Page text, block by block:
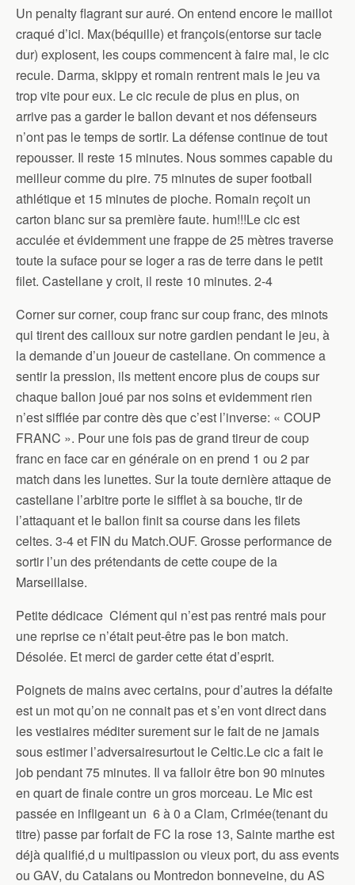
Un penalty flagrant sur auré. On entend encore le maillot
craqué d’ici. Max(béquille) et françois(entorse sur tacle
dur) explosent, les coups commencent à faire mal, le cic
recule. Darma, skippy et romain rentrent mais le jeu va
trop vite pour eux. Le cic recule de plus en plus, on
arrive pas a garder le ballon devant et nos défenseurs
n’ont pas le temps de sortir. La défense continue de tout
repousser. Il reste 15 minutes. Nous sommes capable du
meilleur comme du pire. 75 minutes de super football
athlétique et 15 minutes de pioche. Romain reçoit un
carton blanc sur sa première faute. hum!!!Le cic est
acculée et évidemment une frappe de 25 mètres traverse
toute la suface pour se loger a ras de terre dans le petit
filet. Castellane y croit, il reste 10 minutes. 2-4
Corner sur corner, coup franc sur coup franc, des minots
qui tirent des cailloux sur notre gardien pendant le jeu, à
la demande d’un joueur de castellane. On commence a
sentir la pression, ils mettent encore plus de coups sur
chaque ballon joué par nos soins et evidemment rien
n’est sifflée par contre dès que c’est l’inverse: « COUP
FRANC ». Pour une fois pas de grand tireur de coup
franc en face car en générale on en prend 1 ou 2 par
match dans les lunettes. Sur la toute dernière attaque de
castellane l’arbitre porte le sifflet à sa bouche, tir de
l’attaquant et le ballon finit sa course dans les filets
celtes. 3-4 et FIN du Match.OUF. Grosse performance de
sortir l’un des prétendants de cette coupe de la
Marseillaise.
Petite dédicace Clément qui n’est pas rentré mais pour
une reprise ce n’était peut-être pas le bon match.
Désolée. Et merci de garder cette état d’esprit.
Poignets de mains avec certains, pour d’autres la défaite
est un mot qu’on ne connait pas et s’en vont direct dans
les vestiaires méditer surement sur le fait de ne jamais
sous estimer l’adversairesurtout le Celtic.Le cic a fait le
job pendant 75 minutes. Il va falloir être bon 90 minutes
en quart de finale contre un gros morceau. Le Mic est
passée en infligeant un 6 à 0 a Clam, Crimée(tenant du
titre) passe par forfait de FC la rose 13, Sainte marthe est
déjà qualifié,d u multipassion ou vieux port, du ass events
ou GAV, du Catalans ou Montredon bonneveine, du AS